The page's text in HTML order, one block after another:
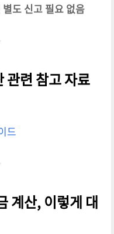
도 신고 필요 없음
관련 참고 자료
드
계산, 이렇게 대